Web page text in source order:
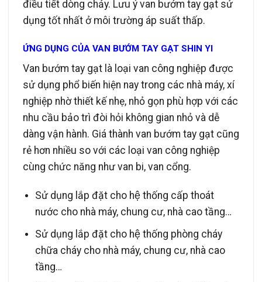
điều tiết dòng chảy. Lưu ý van bướm tay gạt sử
dụng tốt nhất ở môi trường áp suất thấp.
ỨNG DỤNG CỦA VAN BƯỚM TAY GẠT SHIN YI
Van bướm tay gạt là loại van công nghiệp được
sử dụng phổ biến hiện nay trong các nhà máy, xí
nghiệp nhờ thiết kế nhẹ, nhỏ gọn phù hợp với các
nhu cầu bảo trì đòi hỏi không gian nhỏ và dễ
dàng vận hành. Giá thành van bướm tay gạt cũng
rẻ hơn nhiều so với các loại van công nghiệp
cùng chức năng như van bi, van cổng.
Sử dụng lắp đặt cho hệ thống cấp thoát
nước cho nhà máy, chung cư, nhà cao tầng…
Sử dụng lắp đặt cho hệ thống phòng cháy
chữa cháy cho nhà máy, chung cư, nhà cao
tầng…